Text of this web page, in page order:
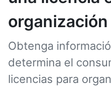
organización
Obtenga
determina el
licencias para